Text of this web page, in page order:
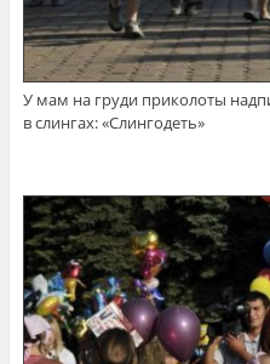
У мам на груди приколоты
в слингах: «Слингодеть»